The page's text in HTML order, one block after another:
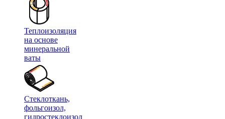
Теплоизоляция
на основе
минеральной
ваты
Стеклоткань,
фольгоизол,
гидростеклоизол